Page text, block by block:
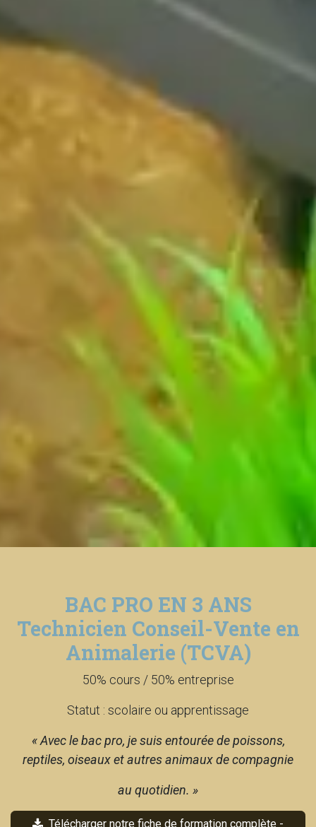
BAC PRO EN 3 ANS
Technicien Conseil-Vente en
Animalerie (TCVA)
50% cours / 50% entreprise
Statut : scolaire ou apprentissage
« Avec le bac pro, je suis entourée de poissons,
reptiles, oiseaux et autres animaux de compagnie
au quotidien. »
Télécharger notre fiche de formation complète -